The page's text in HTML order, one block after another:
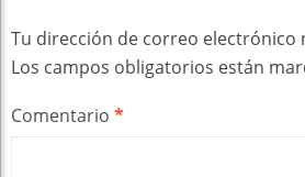
Tu dirección de correo electrónico
Los campos obligatorios están
Comentario *